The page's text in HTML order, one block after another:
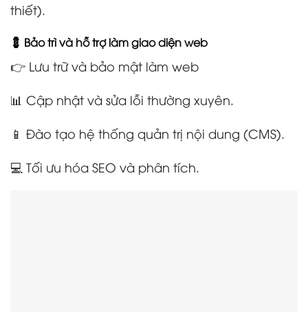
thiết).
💈 Bảo trì và hỗ trợ làm giao diện web
👉 Lưu trữ và bảo mật làm web
📊 Cập nhật và sửa lỗi thường xuyên.
📱 Đào tạo hệ thống quản trị nội dung (CMS).
💻 Tối ưu hóa SEO và phân tích.